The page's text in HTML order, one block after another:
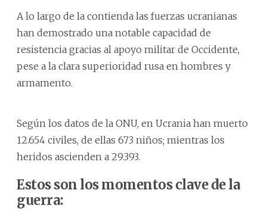
A lo largo de la contienda las fuerzas ucranianas
han demostrado una notable capacidad de
resistencia gracias al apoyo militar de Occidente,
pese a la clara superioridad rusa en hombres y
armamento.
Según los datos de la ONU, en Ucrania han muerto
12.654 civiles, de ellas 673 niños; mientras los
heridos ascienden a 29.393.
Estos son los momentos clave de la
guerra: